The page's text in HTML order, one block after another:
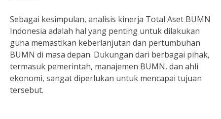
Sebagai kesimpulan, analisis kinerja Total Aset BUMN
Indonesia adalah hal yang penting untuk dilakukan
guna memastikan keberlanjutan dan pertumbuhan
BUMN di masa depan. Dukungan dari berbagai pihak,
termasuk pemerintah, manajemen BUMN, dan ahli
ekonomi, sangat diperlukan untuk mencapai tujuan
tersebut.